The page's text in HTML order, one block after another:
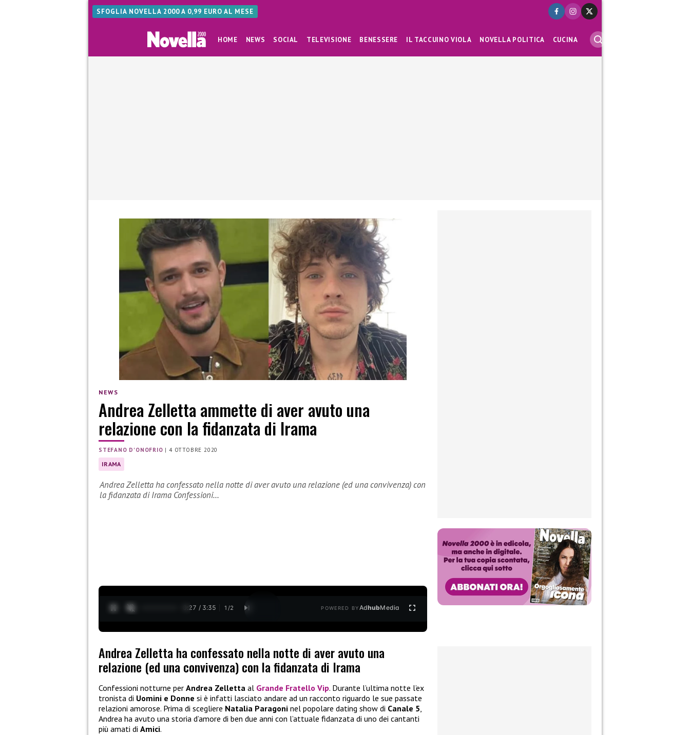
SFOGLIA NOVELLA 2000 A 0,99 EURO AL MESE
HOME NEWS SOCIAL TELEVISIONE BENESSERE IL TACCUINO VIOLA NOVELLA POLITICA CUCINA
NEWS
Andrea Zelletta ammette di aver avuto una
relazione con la fidanzata di Irama
STEFANO D'ONOFRIO |4 OTTOBRE 2020
IRAMA
Andrea Zelletta ha confessato nella notte di aver avuto una relazione (ed una convivenza) con
la fidanzata di Irama Confessioni…
0:28 / 3:35 1 /2 POWERED BYAdhubMedia
Andrea Zelletta ha confessato nella notte di aver avuto una
relazione (ed una convivenza) con la fidanzata di Irama
Confessioni notturne per Andrea Zelletta al Grande Fratello Vip. Durante l’ultima notte l’ex
tronista di Uomini e Donne si è infatti lasciato andare ad un racconto riguardo le sue passate
relazioni amorose. Prima di scegliere Natalia Paragoni nel popolare dating show di Canale 5,
Andrea ha avuto una storia d’amore di ben due anni con l’attuale fidanzata di uno dei cantanti
più amati di Amici.